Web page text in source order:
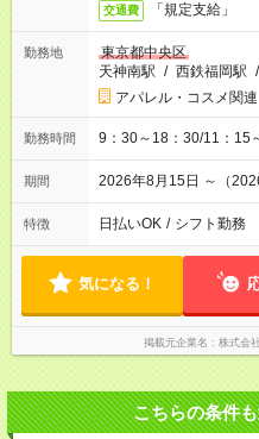
交通費 「規定支給」
勤務地
東京都中央区
天神南駅 / 西鉄福岡駅 /
アパレル・コスメ関連
勤務時間 9：30～18：30/11：15
期間 2026年8月15日 ～（
特徴 日払いOK / シフト勤務
気になる！
掲載元企業名 株式会
こちらの条件